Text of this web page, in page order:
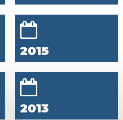
2015
2013